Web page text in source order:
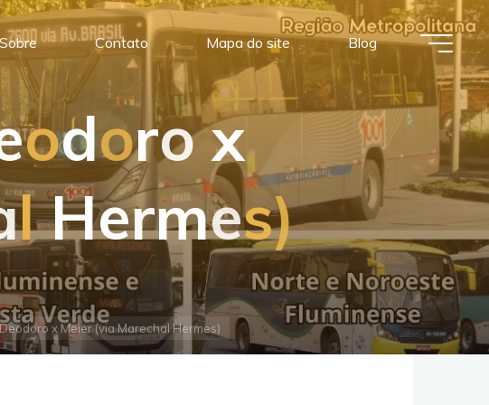
Sobre Contato Mapa do site Blog
odoro x
l Hermes)
x Meier (via Marechal Hermes)